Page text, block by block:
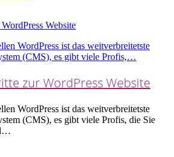
Website
WordPress ist das weitverbreitetste
(CMS), es gibt viele Profis,…
zur WordPress Website
WordPress ist das weitverbreitetste
(CMS), es gibt viele Profis, die Sie